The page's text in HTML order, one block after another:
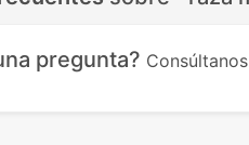
pregunta?